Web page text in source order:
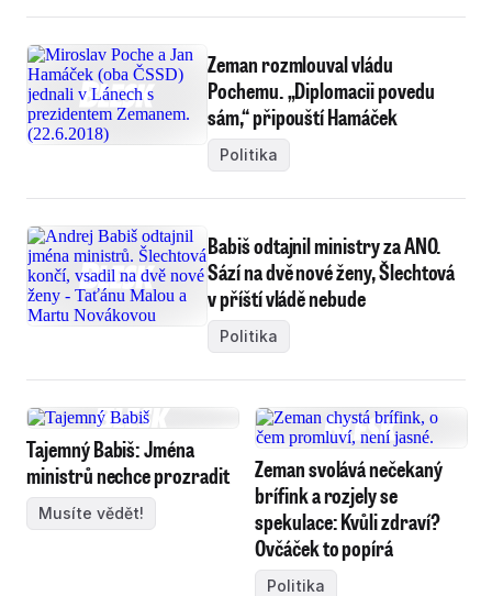
Zeman rozmlouval vládu
Pochemu. „Diplomacii povedu
sám,“ připouští Hamáček
Politika
Babiš odtajnil ministry za ANO.
Sází na dvě nové ženy, Šlechtová
v příští vládě nebude
Politika
Tajemný Babiš: Jména
ministrů nechce prozradit
Musíte vědět!
Zeman svolává nečekaný
brífink a rozjely se
spekulace: Kvůli zdraví?
Ovčáček to popírá
Politika